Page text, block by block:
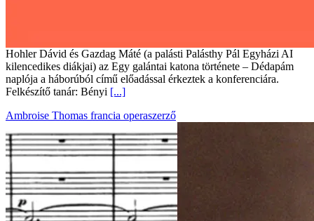
Hohler Dávid és Gazdag Máté (a palásti Palásthy Pál Egyházi AI
kilencedikes diákjai) az Egy galántai katona története – Dédapám
naplója a háborúból című előadással érkeztek a konferenciára.
Felkészítő tanár: Bényi [...]
Ambroise Thomas francia operaszerző